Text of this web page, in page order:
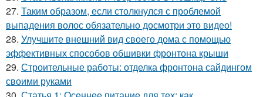
27. Таким образом, если столкнулся с проблемой
выпадения волос обязательно досмотри это видео!
28. Улучшите внешний вид своего дома с помощью
эффективных способов обшивки фронтона крыши
29. Строительные работы: отделка фронтона сайдингом
своими руками